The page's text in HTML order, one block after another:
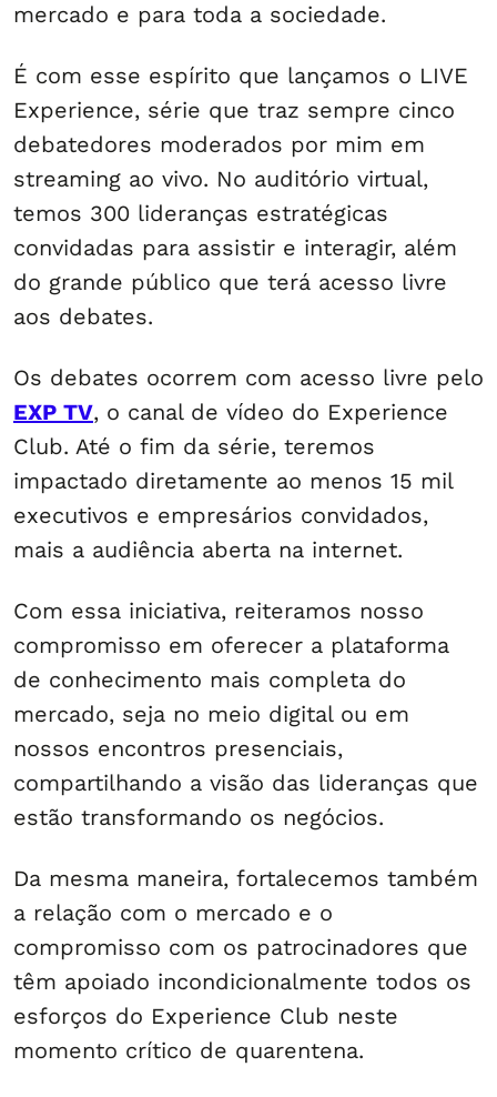
mercado e para toda a sociedade.
É com esse espírito que lançamos o LIVE
Experience, série que traz sempre cinco
debatedores moderados por mim em
streaming ao vivo. No auditório virtual,
temos 300 lideranças estratégicas
convidadas para assistir e interagir, além
do grande público que terá acesso livre
aos debates.
Os debates ocorrem com acesso livre pelo
EXP TV, o canal de vídeo do Experience
Club. Até o fim da série, teremos
impactado diretamente ao menos 15 mil
executivos e empresários convidados,
mais a audiência aberta na internet.
Com essa iniciativa, reiteramos nosso
compromisso em oferecer a plataforma
de conhecimento mais completa do
mercado, seja no meio digital ou em
nossos encontros presenciais,
compartilhando a visão das lideranças que
estão transformando os negócios.
Da mesma maneira, fortalecemos também
a relação com o mercado e o
compromisso com os patrocinadores que
têm apoiado incondicionalmente todos os
esforços do Experience Club neste
momento crítico de quarentena.